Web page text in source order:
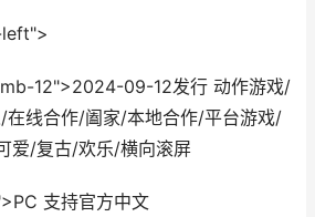
12">2024-09-12发行 动作游戏/
线合作/阖家/本地合作/平台游戏/
爱/复古/欢乐/横向滚屏
支持官方中文